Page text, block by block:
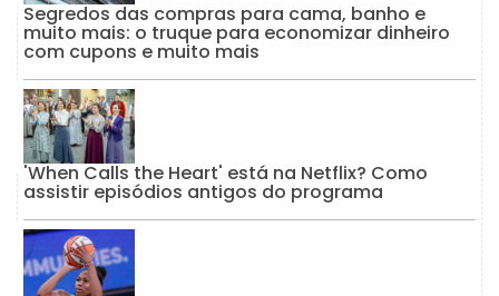
Segredos das compras para cama, banho e
muito mais: o truque para economizar dinheiro
com cupons e muito mais
'When Calls the Heart' está na Netflix? Como
assistir episódios antigos do programa